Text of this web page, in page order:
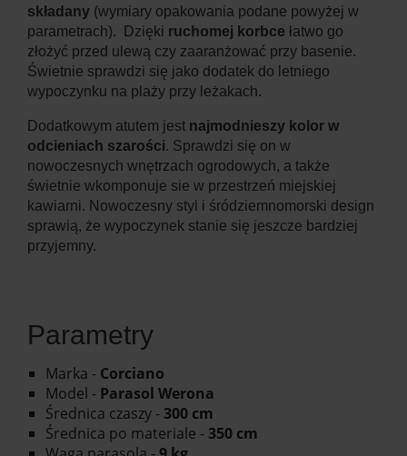
składany (wymiary opakowania podane powyżej w
parametrach). Dzięki ruchomej korbce łatwo go
złożyć przed ulewą czy zaaranżować przy basenie.
Świetnie sprawdzi się jako dodatek do letniego
wypoczynku na plaży przy leżakach.
Dodatkowym atutem jest najmodnieszy kolor w
odcieniach szarości. Sprawdzi się on w
nowoczesnych wnętrzach ogrodowych, a także
świetnie wkomponuje sie w przestrzeń miejskiej
kawiarni. Nowoczesny styl i śródziemnomorski design
sprawią, że wypoczynek stanie się jeszcze bardziej
przyjemny.
Parametry
Marka - Corciano
Model - Parasol Werona
Średnica czaszy - 300 cm
Średnica po materiale - 350 cm